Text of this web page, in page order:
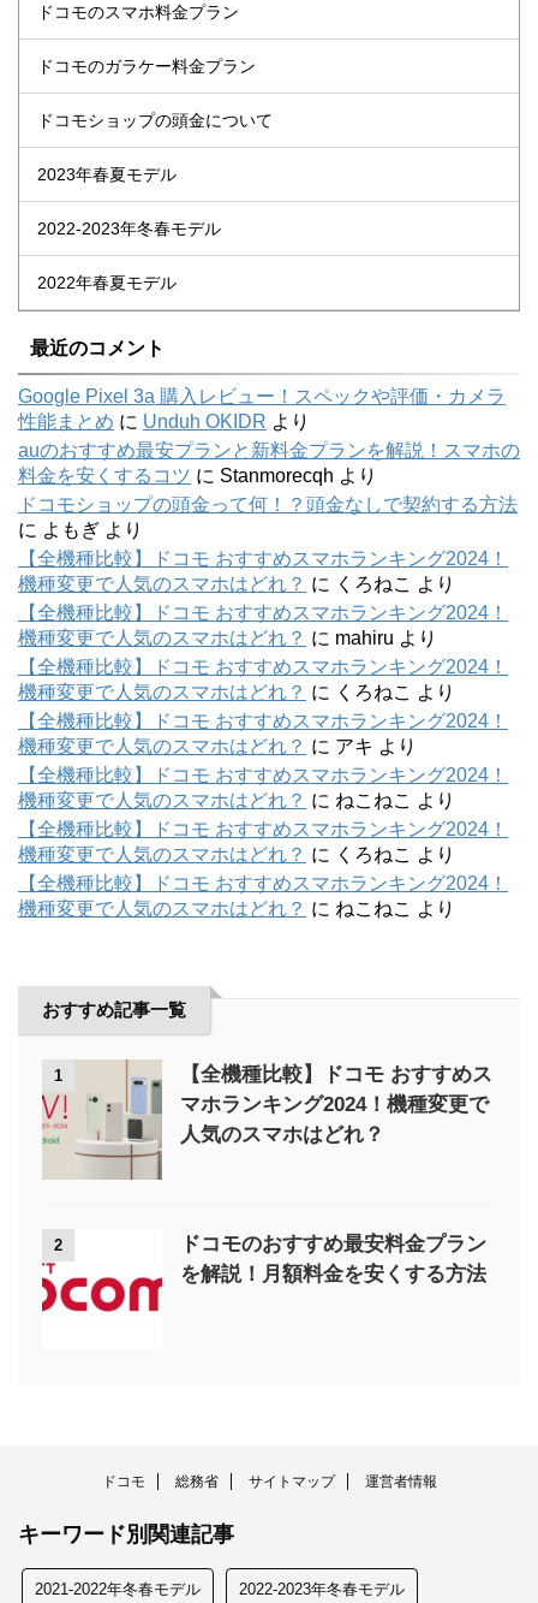
ドコモのスマホ料金プラン
ドコモのガラケー料金プラン
ドコモショップの頭金について
2023年春夏モデル
2022-2023年冬春モデル
2022年春夏モデル
最近のコメント
Google Pixel 3a 購入レビュー！スペックや評価・カメラ
性能まとめ に Unduh OKIDR より
auのおすすめ最安プランと新料金プランを解説！スマホの
料金を安くするコツ に Stanmorecqh より
ドコモショップの頭金って何！？頭金なしで契約する方法
に よもぎ より
【全機種比較】ドコモ おすすめスマホランキング2024！
機種変更で人気のスマホはどれ？ に くろねこ より
【全機種比較】ドコモ おすすめスマホランキング2024！
機種変更で人気のスマホはどれ？ に mahiru より
【全機種比較】ドコモ おすすめスマホランキング2024！
機種変更で人気のスマホはどれ？ に くろねこ より
【全機種比較】ドコモ おすすめスマホランキング2024！
機種変更で人気のスマホはどれ？ に アキ より
【全機種比較】ドコモ おすすめスマホランキング2024！
機種変更で人気のスマホはどれ？ に ねこねこ より
【全機種比較】ドコモ おすすめスマホランキング2024！
機種変更で人気のスマホはどれ？ に くろねこ より
【全機種比較】ドコモ おすすめスマホランキング2024！
機種変更で人気のスマホはどれ？ に ねこねこ より
おすすめ記事一覧
1
【全機種比較】ドコモ おすすめス
マホランキング2024！機種変更で
人気のスマホはどれ？
2
ドコモのおすすめ最安料金プラン
を解説！月額料金を安くする方法
ドコモ 総務省 サイトマップ 運営者情報
キーワード別関連記事
2021-2022年冬春モデル 2022-2023年冬春モデル